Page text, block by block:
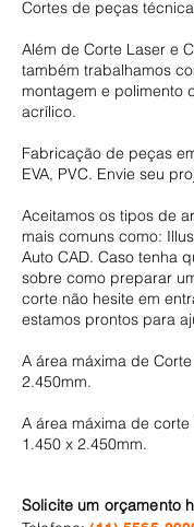
Cortes de peças
Além de Corte Laser e
também trabalhamos
montagem e polimento
acrílico.
Fabricação de peças
EVA, PVC. Envie seu
Aceitamos os tipos de
mais comuns como:
Auto CAD. Caso tenha
sobre como preparar
corte não hesite em
estamos prontos para
A área máxima de
2.450mm.
A área máxima de corte
1.450 x 2.450mm.
Solicite um orçamento